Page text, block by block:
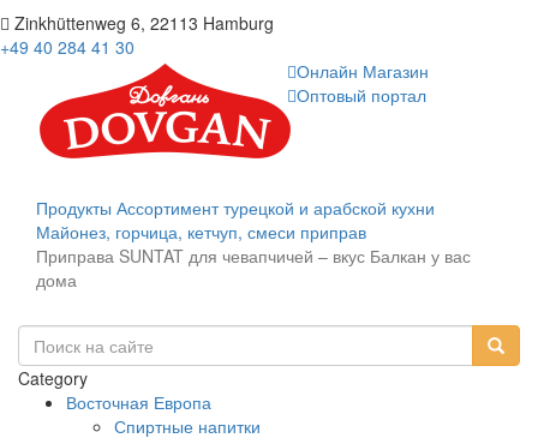
Zinkhüttenweg 6, 22113 Hamburg
+49 40 284 41 30
Онлайн Магазин
Оптовый портал
Продукты Ассортимент турецкой и арабской кухни
Майонез, горчица, кетчуп, смеси приправ
Приправа SUNTAT для чевапчичей – вкус Балкан у вас
дома
Category
Восточная Европа
Спиртные напитки